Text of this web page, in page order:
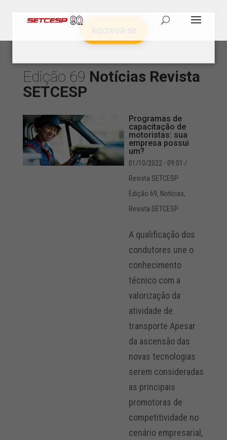
Edição 69 Notícias Revista
SETCESP
Programas de
capacitação de
motoristas: sua
empresa possui
um?
01/10/2022 - 09:01 /
Revista SETCESP
Edição 69, Notícias,
Revista SETCESP
A qualificação dos
condutores une o
conhecimento
técnico com a
valorização da
atividade de
transporte Apesar
da ascensão das
novas tecnologias
serem consideradas
as principais
promotoras de
competitividade no
cenário empresarial,